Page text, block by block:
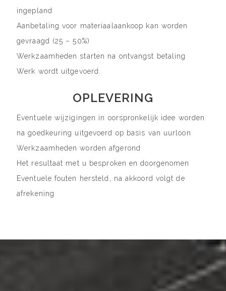
ingepland
Aanbetaling voor materiaalaankoop kan worden
gevraagd (25 – 50%)
Werkzaamheden starten na ontvangst betaling
Werk wordt uitgevoerd.
OPLEVERING
Eventuele wijzigingen in oorspronkelijk idee worden
na goedkeuring uitgevoerd op basis van uurloon
Werkzaamheden worden afgerond
Het resultaat met u besproken en doorgenomen
Eventuele fouten hersteld, na akkoord volgt de
afrekening